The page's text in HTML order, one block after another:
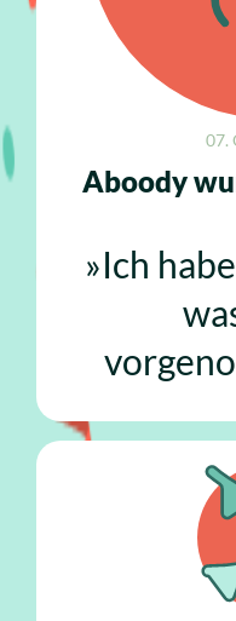
07.
Aboody
»Ich